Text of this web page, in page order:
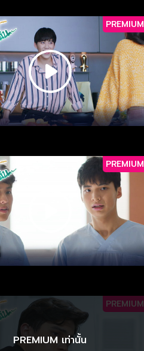
PREMIUM
PREMIUM
PREMIUM
PREMIUM เท่านั้น